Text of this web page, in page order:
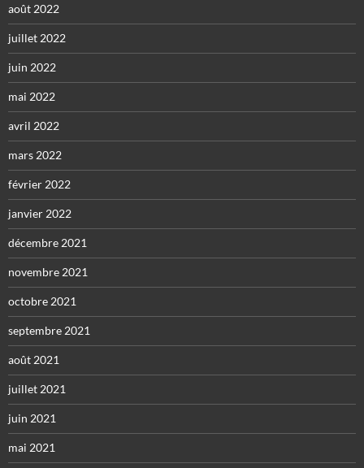
août 2022
juillet 2022
juin 2022
mai 2022
avril 2022
mars 2022
février 2022
janvier 2022
décembre 2021
novembre 2021
octobre 2021
septembre 2021
août 2021
juillet 2021
juin 2021
mai 2021